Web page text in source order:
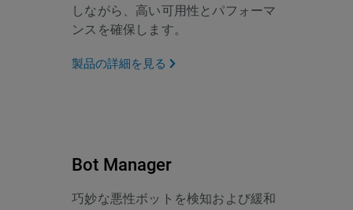
しながら、高い可用性とパフォーマ
ンスを確保します。
製品の詳細を見る
Bot Manager
巧妙な悪性ボットを検知および緩和